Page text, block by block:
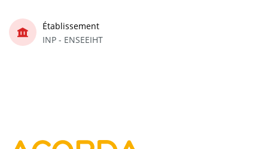
Établissement
INP - ENSEEIHT